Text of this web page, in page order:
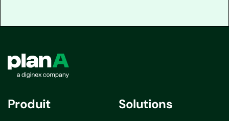
Produit Solutions